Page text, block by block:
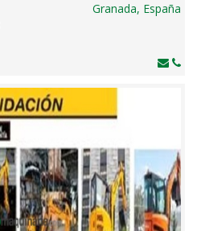
Granada, España